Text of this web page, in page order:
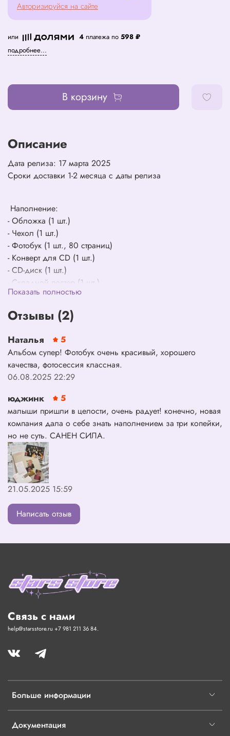
Авторизируйся на сайте
или 4 платежа по 598 ₽
подробнее...
В корзину
Описание
Дата релиза: 17 марта 2025
Сроки доставки 1-2 месяца с даты релиза
Наполнение:
- Обложка (1 шт.)
- Чехол (1 шт.)
- Фотобук (1 шт., 80 страниц)
- Конверт для CD (1 шт.)
- CD-диск (1 шт.)
- Складной постер (1 шт.)
- Конверт (1 шт.)
- Трек-лист стикер (1 шт.)
- Открытка (1 шт.)
- Селфи фотокарта (2 шт. из 33 возможных, рандомный
выбор)
Показать полностью
Отзывы (2)
Наталья
5
Альбом супер! Фотобук очень красивый, хорошего
качества, фотосессия классная.
06.08.2025 22:29
юджинк
5
малыши пришли в целости, очень радует! конечно, новая
компания дала о себе знать наполнением за три копейки,
но не суть. САНЕН СИЛА.
21.05.2025 15:59
Написать отзыв
Больше информации
Документация
Связь с нами
help@starsstore.ru +7 981 211 36 84.